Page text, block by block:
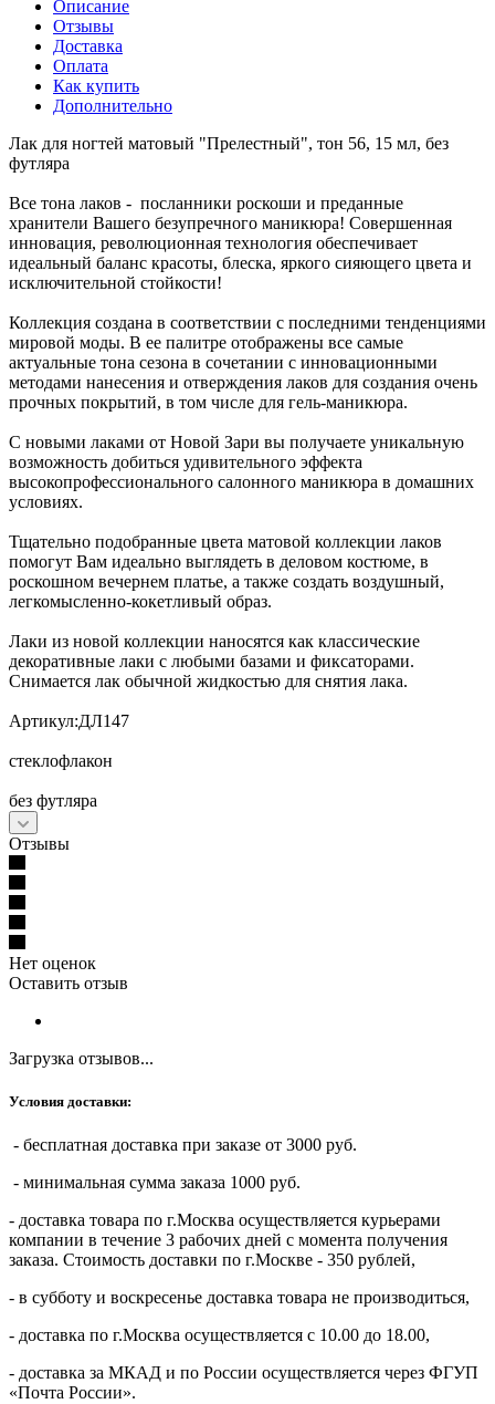
Описание
Отзывы
Доставка
Оплата
Как купить
Дополнительно
Лак для ногтей матовый "Прелестный", тон 56, 15 мл, без
футляра
Все тона лаков - посланники роскоши и преданные
хранители Вашего безупречного маникюра! Совершенная
инновация, революционная технология обеспечивает
идеальный баланс красоты, блеска, яркого сияющего цвета и
исключительной стойкости!
Коллекция создана в соответствии с последними тенденциями
мировой моды. В ее палитре отображены все самые
актуальные тона сезона в сочетании с инновационными
методами нанесения и отверждения лаков для создания очень
прочных покрытий, в том числе для гель-маникюра.
С новыми лаками от Новой Зари вы получаете уникальную
возможность добиться удивительного эффекта
высокопрофессионального салонного маникюра в домашних
условиях.
Тщательно подобранные цвета матовой коллекции лаков
помогут Вам идеально выглядеть в деловом костюме, в
роскошном вечернем платье, а также создать воздушный,
легкомысленно-кокетливый образ.
Лаки из новой коллекции наносятся как классические
декоративные лаки с любыми базами и фиксаторами.
Снимается лак обычной жидкостью для снятия лака.
Артикул:ДЛ147
стеклофлакон
без футляра
Отзывы
Нет оценок
Оставить отзыв
Загрузка отзывов...
Условия доставки:
- бесплатная доставка при заказе от 3000 руб.
- минимальная сумма заказа 1000 руб.
- доставка товара по г.Москва осуществляется курьерами
компании в течение 3 рабочих дней с момента получения
заказа. Стоимость доставки по г.Москве - 350 рублей,
- в субботу и воскресенье доставка товара не производиться,
- доставка по г.Москва осуществляется с 10.00 до 18.00,
- доставка за МКАД и по России осуществляется через ФГУП
«Почта России».